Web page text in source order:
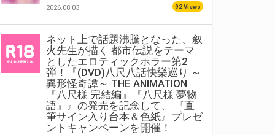
2026.08.03 92 Views
ネット上で話題沸騰となった、叙
火先生が描く 都市伝説をテーマ
としたエロティックホラー第2
弾！『(DVD)八尺八話快樂巡り ～
異形怪奇譚～ THE ANIMATION
『八尺様 完結編』『八尺様 夢物
語』』の発売を記念して、 『直
筆サイン入り台本＆色紙』プレゼ
ントキャンペーンを開催！